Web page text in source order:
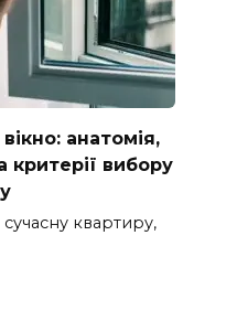
анатомія,
критерії вибору
квартиру,